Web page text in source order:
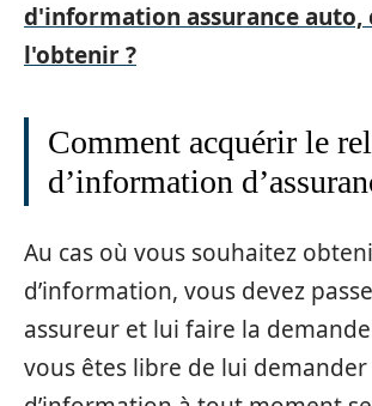
d'information assurance auto,
l'obtenir ?
Comment acquérir le
d’information
Au cas où vous souhaitez
d’information, vous devez
assureur et lui faire la
vous êtes libre de lui